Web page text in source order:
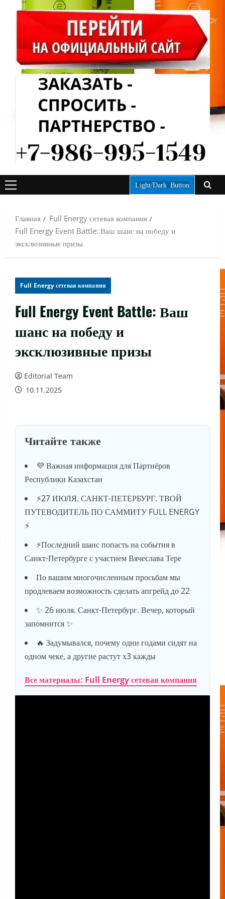
ОСНОВНОЕ
Light/Dark Button
Главная
Full Energy сетевая компания
Full Energy Event Battle: Ваш шанс на победу и
эксклюзивные призы
Full Energy сетевая компания
Full Energy Event Battle: Ваш
шанс на победу и
эксклюзивные призы
Editorial Team
10.11.2025
Читайте также
💜 Важная информация для Партнёров
Республики Казахстан
⚡️27 ИЮЛЯ. САНКТ-ПЕТЕРБУРГ. ТВОЙ
ПУТЕВОДИТЕЛЬ ПО САММИТУ FULL ENERGY
⚡️
⚡️Последний шанс попасть на события в
Санкт-Петербурге с участием Вячеслава Тере
По вашим многочисленным просьбам мы
продлеваем возможность сделать апгрейд до 22
✨ 26 июля. Санкт-Петербург. Вечер, который
запомнится ✨
🔥 Задумывался, почему одни годами сидят на
одном чеке, а другие растут х3 кажды
Все материалы: Full Energy сетевая компания